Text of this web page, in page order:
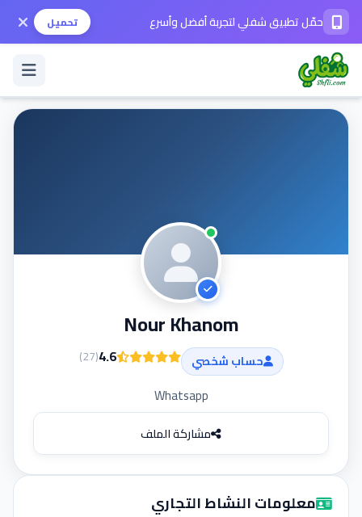
حمّل تطبيق شفلي لتجربة أفضل وأسرع تحميل
حمّل التطبيق
Nour Khanom
حساب شخصي 4.6
(
27
)
Whatsapp
مشاركة الملف
معلومات النشاط التجاري